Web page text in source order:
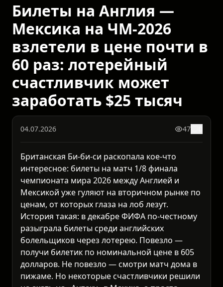
Билеты на Англия —
Мексика на ЧМ-2026
взлетели в цене почти в
60 раз: лотерейный
счастливчик может
заработать $25 тысяч
04.07.2026 47
Британская Би-би-си раскопала кое-что
интересное: билеты на матч 1/8 финала
чемпионата мира 2026 между Англией и
Мексикой уже гуляют на вторичном рынке по
ценам, от которых глаза на лоб лезут.
История такая: в декабре ФИФА по-честному
разыграла билеты среди английских
болельщиков через лотерею. Повезло —
получи билетик по номинальной цене в 605
долларов. Не повезло — смотри матч дома в
пижаме. Но некоторые счастливчики решили